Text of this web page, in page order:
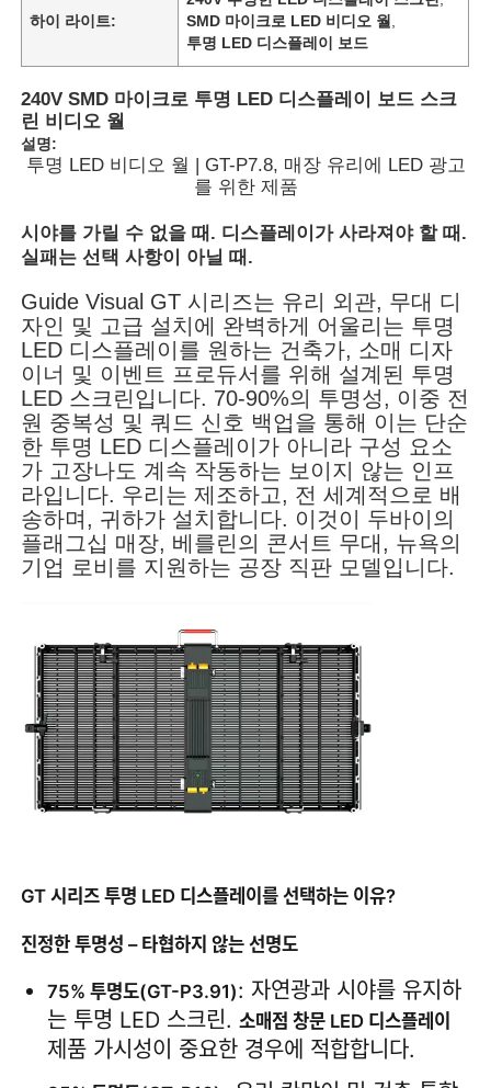
홈
제품
VR 쇼
회사 소개
공장 견학
문의하기
뉴스
하이 라이트:
SMD 마이크로 LED 비디오 월
투명 LED 디스플레이 보드
240V SMD 마이크로 투명 LED 디스플레이 보드 스크
린 비디오 월
설명:
투명 LED 비디오 월 | GT-P7.8, 매장 유리에 LED 광고
를 위한 제품
시야를 가릴 수 없을 때. 디스플레이가 사라져야 할 때.
실패는 선택 사항이 아닐 때.
Guide Visual GT 시리즈는 유리 외관, 무대 디
자인 및 고급 설치에 완벽하게 어울리는 투명
LED 디스플레이를 원하는 건축가, 소매 디자
이너 및 이벤트 프로듀서를 위해 설계된 투명
LED 스크린입니다. 70-90%의 투명성, 이중 전
원 중복성 및 쿼드 신호 백업을 통해 이는 단순
한 투명 LED 디스플레이가 아니라 구성 요소
가 고장나도 계속 작동하는 보이지 않는 인프
라입니다. 우리는 제조하고, 전 세계적으로 배
송하며, 귀하가 설치합니다. 이것이 두바이의
플래그십 매장, 베를린의 콘서트 무대, 뉴욕의
기업 로비를 지원하는 공장 직판 모델입니다.
GT 시리즈 투명 LED 디스플레이를 선택하는 이유?
진정한 투명성 – 타협하지 않는 선명도
75% 투명도(GT-P3.91): 자연광과 시야를 유지하
는 투명 LED 스크린. 소매점 창문 LED 디스플레이
제품 가시성이 중요한 경우에 적합합니다.